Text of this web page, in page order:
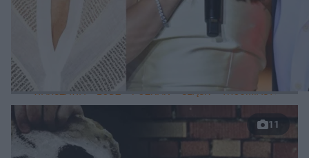
WIĘCEJ
LOKALNE
WARSZAWA ŁÓDŹ TRÓJMIASTO
11